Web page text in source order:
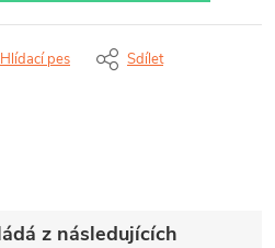
Hlídací pes Sdílet
z následujících